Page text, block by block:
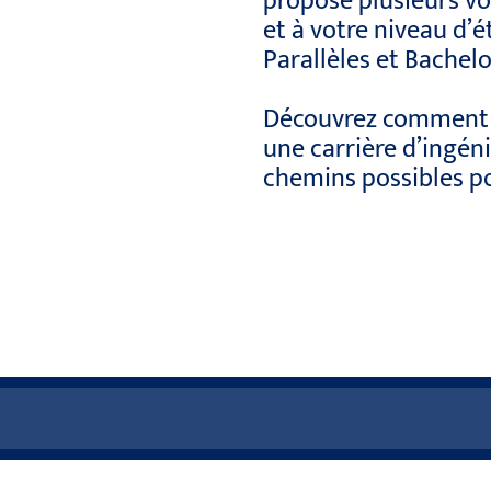
et à votre niveau
Parallèles et
Découvrez
une carrière
chemins possibles